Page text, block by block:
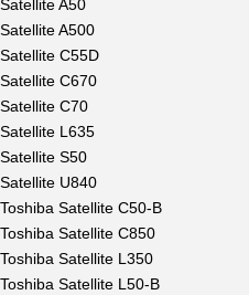
Satellite A50
Satellite A500
Satellite C55D
Satellite C670
Satellite C70
Satellite L635
Satellite S50
Satellite U840
Toshiba Satellite C50-B
Toshiba Satellite C850
Toshiba Satellite L350
Toshiba Satellite L50-B